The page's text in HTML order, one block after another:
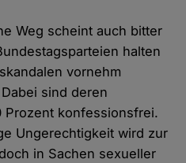
Weg scheint auch bitter
halten
vornehm
sind deren
Prozent konfessionsfrei.
Ungerechtigkeit wird zur
in Sachen sexueller